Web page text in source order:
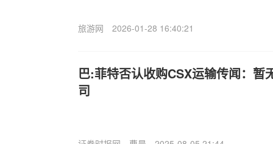
旅游网 2026-01-28 16:40:21
巴:菲特否认收购CSX运输传闻：暂
司